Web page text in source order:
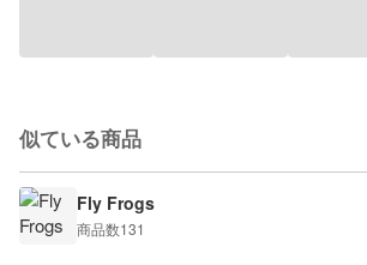
似ている商品
Fly Frogs
商品数131